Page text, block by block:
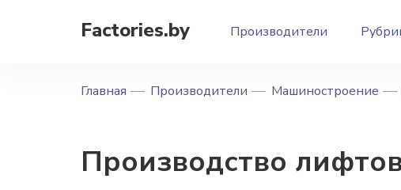
Factories.by Производители
Главная Производители Машиностроение
Производство